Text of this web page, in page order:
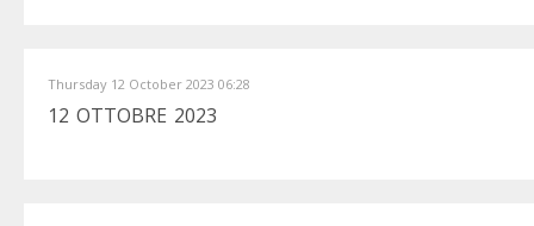
Thursday 12 October 2023 06:28
12 OTTOBRE 2023